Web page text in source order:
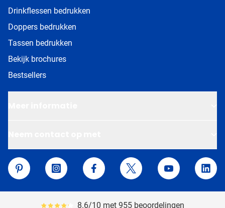
Drinkflessen bedrukken
Doppers bedrukken
Tassen bedrukken
Bekijk brochures
Bestsellers
Van Helden Relatiegeschenken
Pinterest
Instagram Facebook Twitter YouTube
8.6/10 met 955 beoordelingen